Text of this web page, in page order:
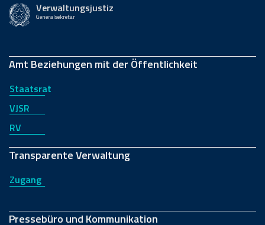
Verwaltungsjustiz
Generalsekretär
Amt Beziehungen mit der Öffentlichkeit
Staatsrat
VJSR
RV
Transparente Verwaltung
Zugang
Pressebüro und Kommunikation